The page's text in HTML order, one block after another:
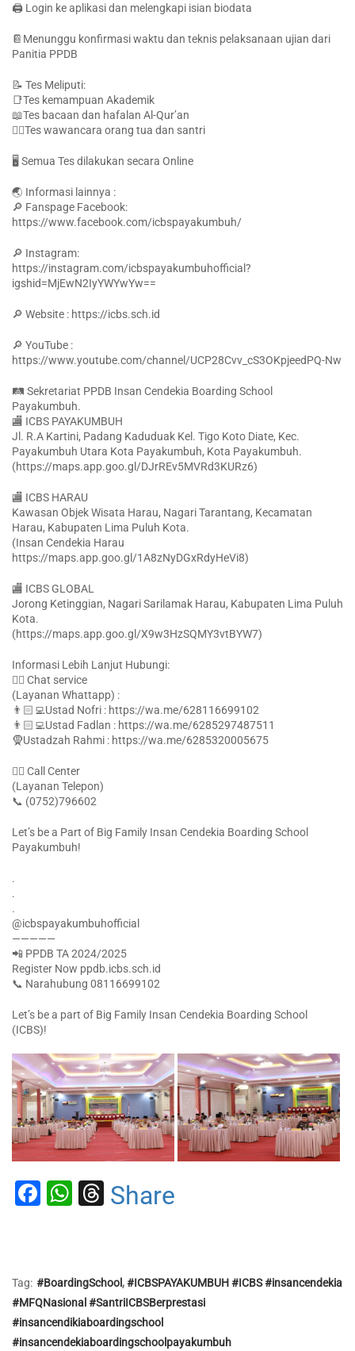
🖨️ Login ke aplikasi dan melengkapi isian biodata
📔Menunggu konfirmasi waktu dan teknis pelaksanaan ujian dari
Panitia PPDB
📝 Tes Meliputi:
📑Tes kemampuan Akademik
📖Tes bacaan dan hafalan Al-Qur’an
🕵️‍♂️Tes wawancara orang tua dan santri
🖥️ Semua Tes dilakukan secara Online
🌏 Informasi lainnya :
🔎 Fanspage Facebook:
https://www.facebook.com/icbspayakumbuh/
🔎 Instagram:
https://instagram.com/icbspayakumbuhofficial?
igshid=MjEwN2IyYWYwYw==
🔎 Website : https://icbs.sch.id
🔎 YouTube :
https://www.youtube.com/channel/UCP28Cvv_cS3OKpjeedPQ-Nw
🛤 Sekretariat PPDB Insan Cendekia Boarding School
Payakumbuh.
🏬 ICBS PAYAKUMBUH
Jl. R.A Kartini, Padang Kaduduak Kel. Tigo Koto Diate, Kec.
Payakumbuh Utara Kota Payakumbuh, Kota Payakumbuh.
(https://maps.app.goo.gl/DJrREv5MVRd3KURz6)
🏬 ICBS HARAU
Kawasan Objek Wisata Harau, Nagari Tarantang, Kecamatan
Harau, Kabupaten Lima Puluh Kota.
(Insan Cendekia Harau
https://maps.app.goo.gl/1A8zNyDGxRdyHeVi8)
🏬 ICBS GLOBAL
Jorong Ketinggian, Nagari Sarilamak Harau, Kabupaten Lima Puluh
Kota.
(https://maps.app.goo.gl/X9w3HzSQMY3vtBYW7)
Informasi Lebih Lanjut Hubungi:
👉🏻 Chat service
(Layanan Whattapp) :
👨🏻‍💻Ustad Nofri : https://wa.me/628116699102
👨🏻‍💻Ustad Fadlan : https://wa.me/6285297487511
🧕Ustadzah Rahmi : https://wa.me/6285320005675
👉🏻 Call Center
(Layanan Telepon)
📞 (0752)796602
Let’s be a Part of Big Family Insan Cendekia Boarding School
Payakumbuh!
.
.
.
@icbspayakumbuhofficial
—————
📲 PPDB TA 2024/2025
Register Now ppdb.icbs.sch.id
📞 Narahubung 08116699102
Let’s be a part of Big Family Insan Cendekia Boarding School
(ICBS)!
Facebook
WhatsApp
Threads
Share
Tag: #BoardingSchool,#ICBSPAYAKUMBUH #ICBS #insancendekia
#MFQNasional #SantriICBSBerprestasi
#insancendikiaboardingschool
#insancendekiaboardingschoolpayakumbuh